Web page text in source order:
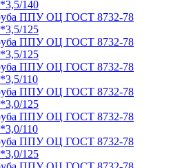
140
ППУ ОЦ ГОСТ 8732-78
125
ППУ ОЦ ГОСТ 8732-78
125
ППУ ОЦ ГОСТ 8732-78
110
ППУ ОЦ ГОСТ 8732-78
125
ППУ ОЦ ГОСТ 8732-78
110
ППУ ОЦ ГОСТ 8732-78
125